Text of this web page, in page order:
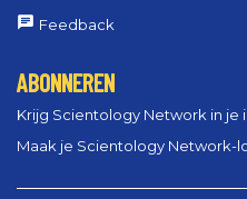
Feedback
ABONNEREN
Krijg Scientology Network in je
Maak je Scientology Network-